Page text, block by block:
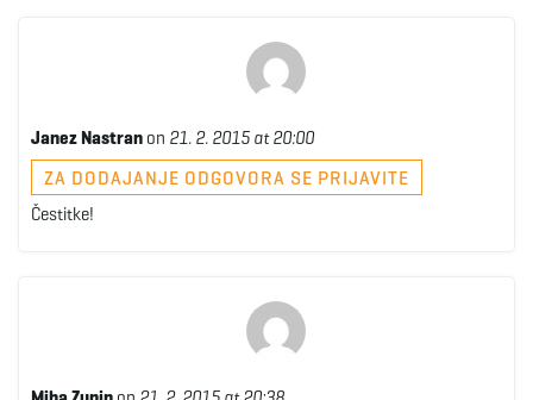
Janez Nastran on 21. 2. 2015 at 20:00
ZA DODAJANJE ODGOVORA SE PRIJAVITE
Čestitke!